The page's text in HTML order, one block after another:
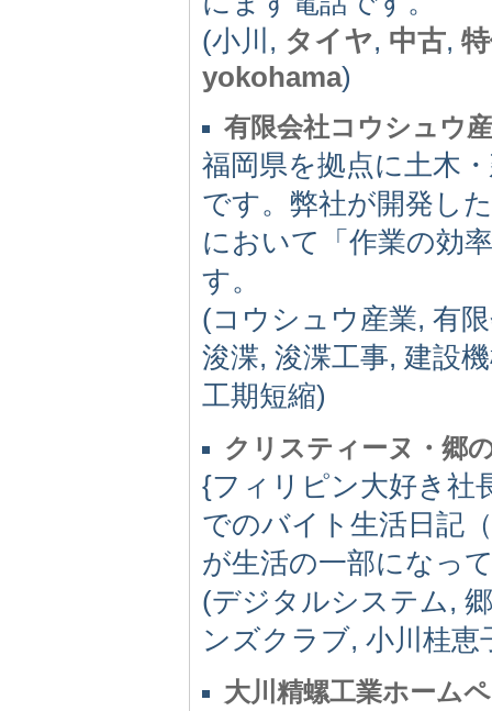
(小川, タイヤ, 中古,
yokohama)
有限会社コウシュウ
福岡県を拠点に土木
です。弊社が開発し
において「作業の効
す。
(コウシュウ産業, 有
浚渫, 浚渫工事, 建設
工期短縮)
クリスティーヌ・郷
{フィリピン大好き社
でのバイト生活日記
が生活の一部になっ
(デジタルシステム,
ンズクラブ, 小川桂恵
大川精螺工業ホーム